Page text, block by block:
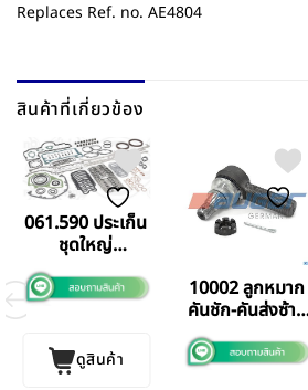
Replaces Ref. no. AE4804
สินค้าที่เกี่ยวข้อง
061.590 ประเก็น
ชุดใหญ่
Mercedes
Benz 422
ดูสินค้า
10002 ลูกหมาก
คันชัก-คันส่งซ้าย
Benz Scania